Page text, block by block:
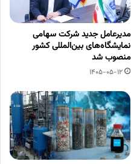
مدیرعامل جدید شرکت سهامی
نمایشگاه‌های بین‌المللی کشور
منصوب شد
1405-05-12